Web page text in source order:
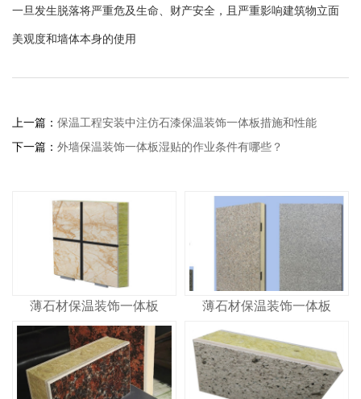
一旦发生脱落将严重危及生命、财产安全，且严重影响建筑物立面
美观度和墙体本身的使用
上一篇： 保温工程安装中注仿石漆保温装饰一体板措施和性能
下一篇： 外墙保温装饰一体板湿贴的作业条件有哪些？
薄石材保温装饰一体板 薄石材保温装饰一体板